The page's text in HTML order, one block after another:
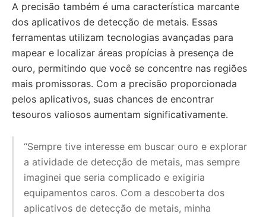
A precisão também é uma característica marcante
dos aplicativos de detecção de metais. Essas
ferramentas utilizam tecnologias avançadas para
mapear e localizar áreas propícias à presença de
ouro, permitindo que você se concentre nas regiões
mais promissoras. Com a precisão proporcionada
pelos aplicativos, suas chances de encontrar
tesouros valiosos aumentam significativamente.
“Sempre tive interesse em buscar ouro e explorar
a atividade de detecção de metais, mas sempre
imaginei que seria complicado e exigiria
equipamentos caros. Com a descoberta dos
aplicativos de detecção de metais, minha